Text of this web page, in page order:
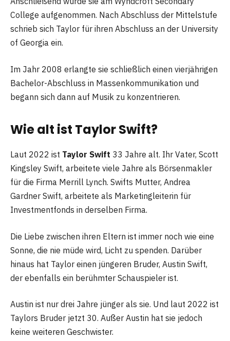
College aufgenommen. Nach Abschluss der Mittelstufe
schrieb sich Taylor für ihren Abschluss an der University
of Georgia ein.
Im Jahr 2008 erlangte sie schließlich einen vierjährigen
Bachelor-Abschluss in Massenkommunikation und
begann sich dann auf Musik zu konzentrieren.
Wie alt ist Taylor Swift?
Laut 2022 ist Taylor Swift 33 Jahre alt. Ihr Vater, Scott
Kingsley Swift, arbeitete viele Jahre als Börsenmakler
für die Firma Merrill Lynch. Swifts Mutter, Andrea
Gardner Swift, arbeitete als Marketingleiterin für
Investmentfonds in derselben Firma.
Die Liebe zwischen ihren Eltern ist immer noch wie eine
Sonne, die nie müde wird, Licht zu spenden. Darüber
hinaus hat Taylor einen jüngeren Bruder, Austin Swift,
der ebenfalls ein berühmter Schauspieler ist.
Austin ist nur drei Jahre jünger als sie. Und laut 2022 ist
Taylors Bruder jetzt 30. Außer Austin hat sie jedoch
keine weiteren Geschwister.